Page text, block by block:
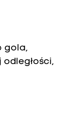
gola,
odległości,